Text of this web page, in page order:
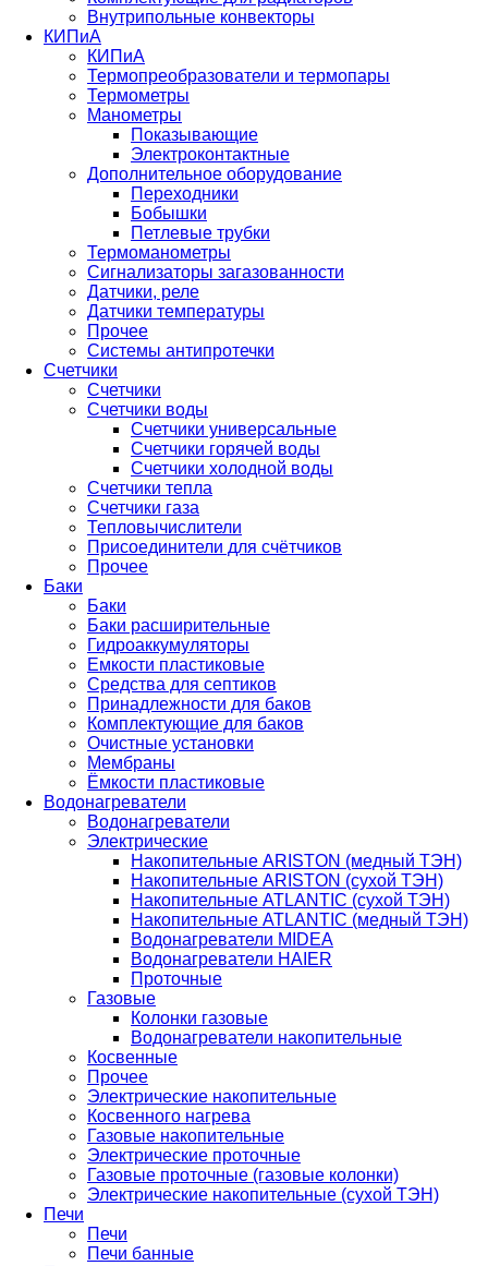
Внутрипольные конвекторы
КИПиА
КИПиА
Термопреобразователи и термопары
Термометры
Манометры
Показывающие
Электроконтактные
Дополнительное оборудование
Переходники
Бобышки
Петлевые трубки
Термоманометры
Сигнализаторы загазованности
Датчики, реле
Датчики температуры
Прочее
Системы антипротечки
Счетчики
Счетчики
Счетчики воды
Счетчики универсальные
Счетчики горячей воды
Счетчики холодной воды
Счетчики тепла
Счетчики газа
Тепловычислители
Присоединители для счётчиков
Прочее
Баки
Баки
Баки расширительные
Гидроаккумуляторы
Емкости пластиковые
Средства для септиков
Принадлежности для баков
Комплектующие для баков
Очистные установки
Мембраны
Ёмкости пластиковые
Водонагреватели
Водонагреватели
Электрические
Накопительные ARISTON (медный ТЭН)
Накопительные ARISTON (сухой ТЭН)
Накопительные ATLANTIC (сухой ТЭН)
Накопительные ATLANTIC (медный ТЭН)
Водонагреватели MIDEA
Водонагреватели HAIER
Проточные
Газовые
Колонки газовые
Водонагреватели накопительные
Косвенные
Прочее
Электрические накопительные
Косвенного нагрева
Газовые накопительные
Электрические проточные
Газовые проточные (газовые колонки)
Электрические накопительные (сухой ТЭН)
Печи
Печи
Печи банные